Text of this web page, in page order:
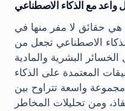
واعد مع الذكاء الاصطناعي
حقائق لا مفر منها في
الذكاء الاصطناعي تجعل من
الخسائر البشرية والمادية
المعتمدة على الذكاء
واسعة تتراوح بين
ومن تحليلات المخاطر